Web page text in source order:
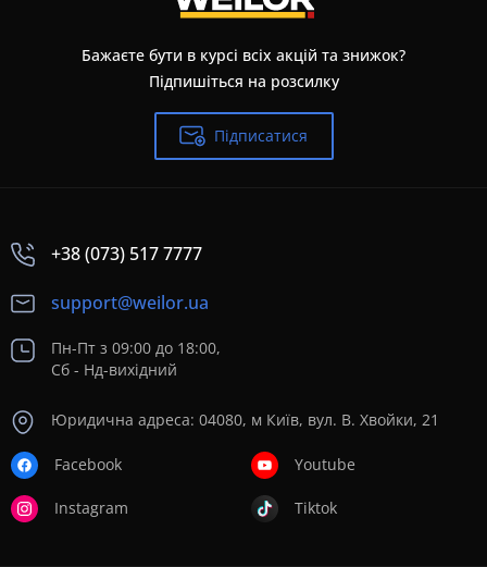
Бажаєте бути в курсі всіх акцій та знижок?
Підпишіться на розсилку
Підписатися
+38 (073) 517 7777
support@weilor.ua
Пн-Пт з 09:00 до 18:00,
Сб - Нд-вихідний
Юридична адреса: 04080, м Київ, вул. В. Хвойки, 21
Facebook
Instagram
Youtube
Tiktok